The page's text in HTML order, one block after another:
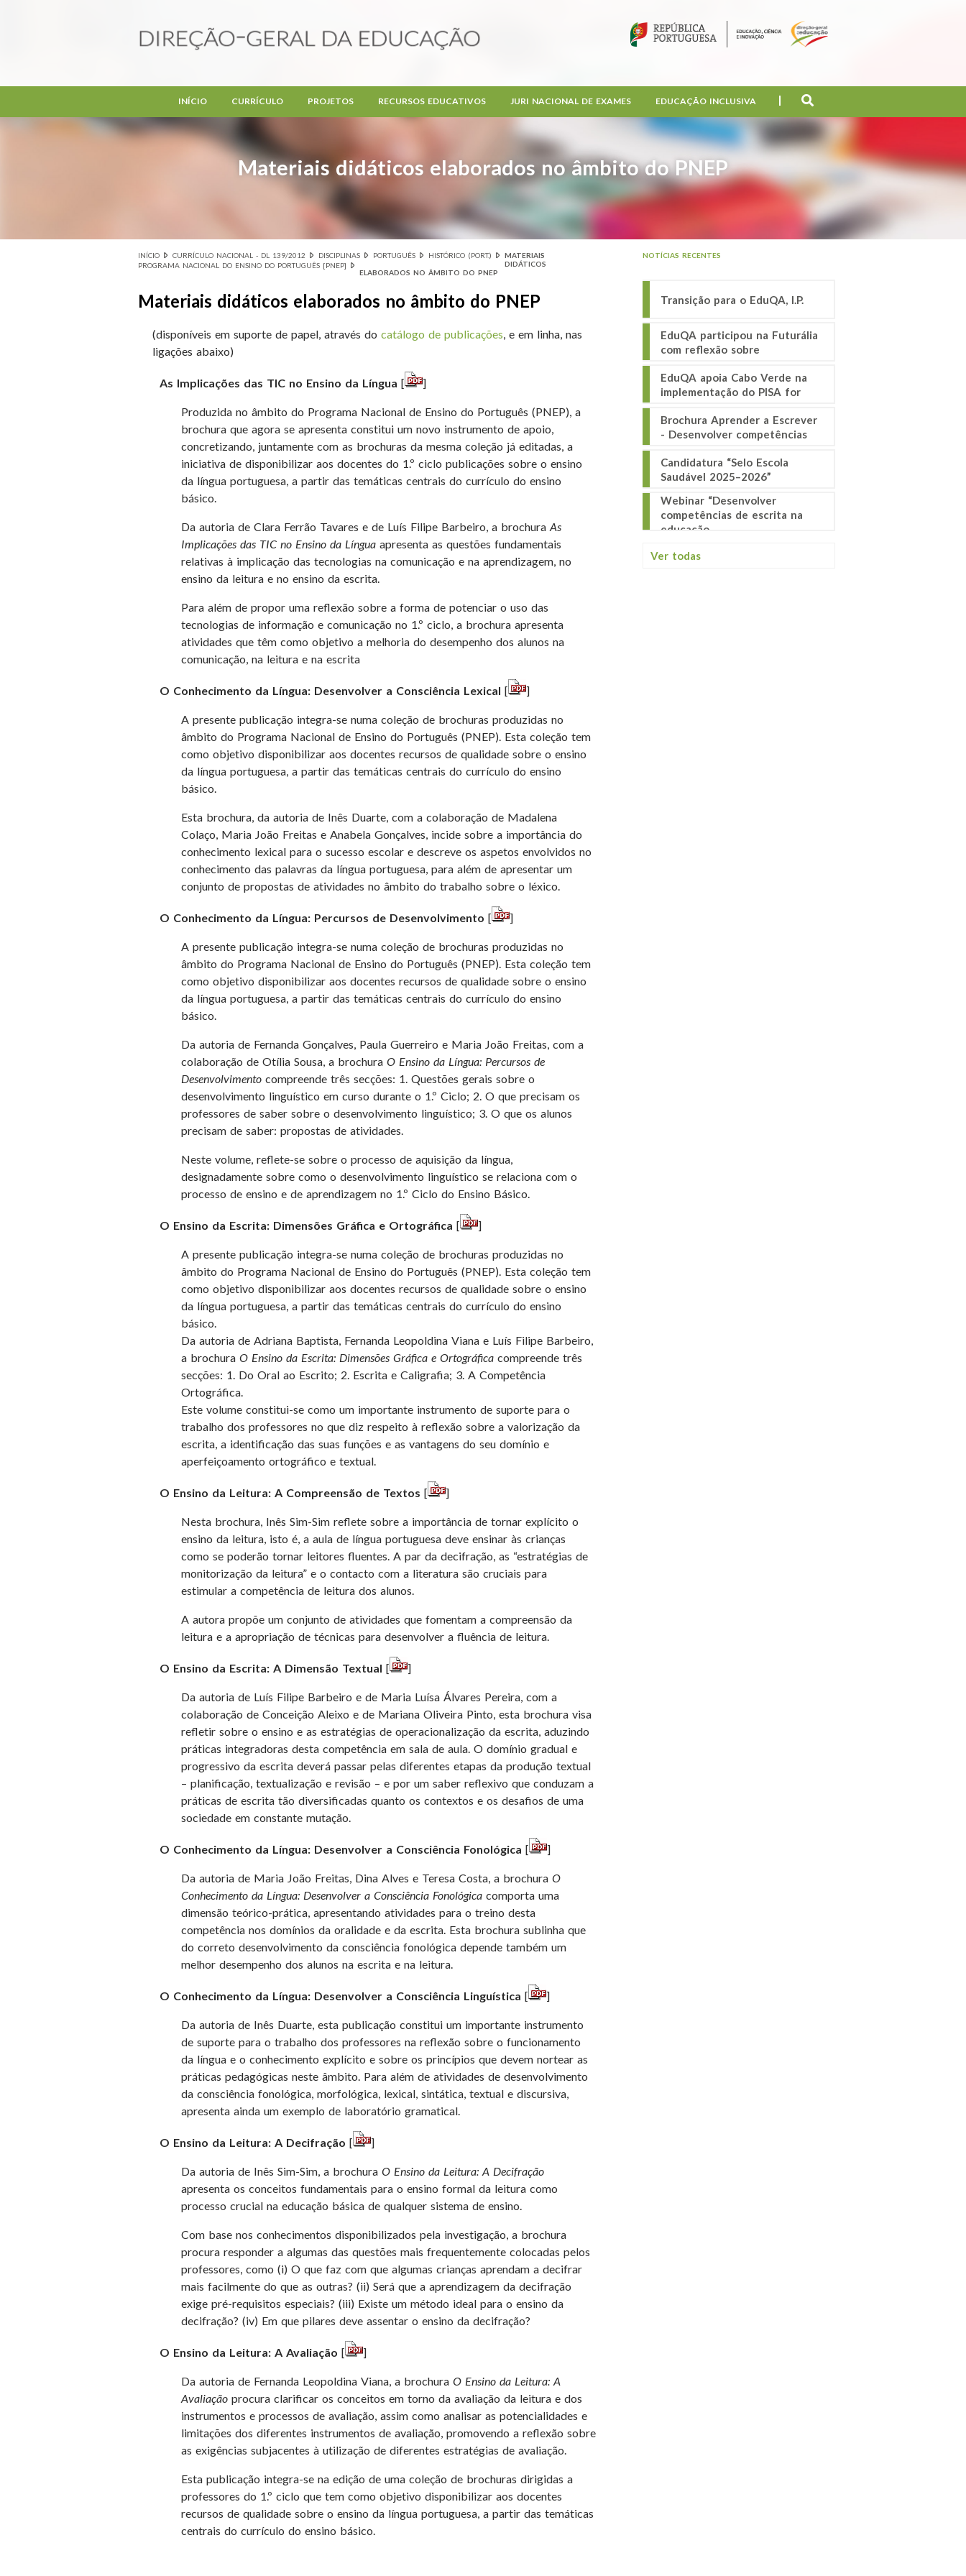
Materiais didáticos elaborados no âmbito do PNEP
INÍCIO CURRÍCULO PROJETOS RECURSOS EDUCATIVOS JURI NACIONAL DE EXAMES EDUCAÇÃO INCLUSIVA
Está aqui
INÍCIO CURRÍCULO NACIONAL - DL 139/2012 DISCIPLINAS PORTUGUÊS
HISTÓRICO (PORT.)
PROGRAMA NACIONAL DO ENSINO DO PORTUGUÊS [PNEP]
MATERIAIS
DIDÁTICOS
ELABORADOS NO ÂMBITO DO PNEP
Materiais didáticos elaborados no âmbito do PNEP
(disponíveis em suporte de papel, através do catálogo de publicações, e em linha, nas
ligações abaixo)
As Implicações das TIC no Ensino da Língua [ ]
Produzida no âmbito do Programa Nacional de Ensino do Português (PNEP), a
brochura que agora se apresenta constitui um novo instrumento de apoio,
concretizando, juntamente com as brochuras da mesma coleção já editadas, a
iniciativa de disponibilizar aos docentes do 1.º ciclo publicações sobre o ensino
da língua portuguesa, a partir das temáticas centrais do currículo do ensino
básico.
Da autoria de Clara Ferrão Tavares e de Luís Filipe Barbeiro, a brochura As
Implicações das TIC no Ensino da Língua apresenta as questões fundamentais
relativas à implicação das tecnologias na comunicação e na aprendizagem, no
ensino da leitura e no ensino da escrita.
Para além de propor uma reflexão sobre a forma de potenciar o uso das
tecnologias de informação e comunicação no 1.º ciclo, a brochura apresenta
atividades que têm como objetivo a melhoria do desempenho dos alunos na
comunicação, na leitura e na escrita
O Conhecimento da Língua: Desenvolver a Consciência Lexical [ ]
A presente publicação integra-se numa coleção de brochuras produzidas no
âmbito do Programa Nacional de Ensino do Português (PNEP). Esta coleção tem
como objetivo disponibilizar aos docentes recursos de qualidade sobre o ensino
da língua portuguesa, a partir das temáticas centrais do currículo do ensino
básico.
Esta brochura, da autoria de Inês Duarte, com a colaboração de Madalena
Colaço, Maria João Freitas e Anabela Gonçalves, incide sobre a importância do
conhecimento lexical para o sucesso escolar e descreve os aspetos envolvidos no
conhecimento das palavras da língua portuguesa, para além de apresentar um
conjunto de propostas de atividades no âmbito do trabalho sobre o léxico.
O Conhecimento da Língua: Percursos de Desenvolvimento [ ]
A presente publicação integra-se numa coleção de brochuras produzidas no
âmbito do Programa Nacional de Ensino do Português (PNEP). Esta coleção tem
como objetivo disponibilizar aos docentes recursos de qualidade sobre o ensino
da língua portuguesa, a partir das temáticas centrais do currículo do ensino
básico.
Da autoria de Fernanda Gonçalves, Paula Guerreiro e Maria João Freitas, com a
colaboração de Otília Sousa, a brochura O Ensino da Língua: Percursos de
Desenvolvimento compreende três secções: 1. Questões gerais sobre o
desenvolvimento linguístico em curso durante o 1.º Ciclo; 2. O que precisam os
professores de saber sobre o desenvolvimento linguístico; 3. O que os alunos
precisam de saber: propostas de atividades.
Neste volume, reflete-se sobre o processo de aquisição da língua,
designadamente sobre como o desenvolvimento linguístico se relaciona com o
processo de ensino e de aprendizagem no 1.º Ciclo do Ensino Básico.
O Ensino da Escrita: Dimensões Gráfica e Ortográfica [ ]
A presente publicação integra-se numa coleção de brochuras produzidas no
âmbito do Programa Nacional de Ensino do Português (PNEP). Esta coleção tem
como objetivo disponibilizar aos docentes recursos de qualidade sobre o ensino
da língua portuguesa, a partir das temáticas centrais do currículo do ensino
básico.
Da autoria de Adriana Baptista, Fernanda Leopoldina Viana e Luís Filipe Barbeiro,
a brochura O Ensino da Escrita: Dimensões Gráfica e Ortográfica compreende três
secções: 1. Do Oral ao Escrito; 2. Escrita e Caligrafia; 3. A Competência
Ortográfica.
Este volume constitui-se como um importante instrumento de suporte para o
trabalho dos professores no que diz respeito à reflexão sobre a valorização da
escrita, a identificação das suas funções e as vantagens do seu domínio e
aperfeiçoamento ortográfico e textual.
O Ensino da Leitura: A Compreensão de Textos [ ]
Nesta brochura, Inês Sim-Sim reflete sobre a importância de tornar explícito o
ensino da leitura, isto é, a aula de língua portuguesa deve ensinar às crianças
como se poderão tornar leitores fluentes. A par da decifração, as “estratégias de
monitorização da leitura” e o contacto com a literatura são cruciais para
estimular a competência de leitura dos alunos.
A autora propõe um conjunto de atividades que fomentam a compreensão da
leitura e a apropriação de técnicas para desenvolver a fluência de leitura.
O Ensino da Escrita: A Dimensão Textual [ ]
Da autoria de Luís Filipe Barbeiro e de Maria Luísa Álvares Pereira, com a
colaboração de Conceição Aleixo e de Mariana Oliveira Pinto, esta brochura visa
refletir sobre o ensino e as estratégias de operacionalização da escrita, aduzindo
práticas integradoras desta competência em sala de aula. O domínio gradual e
progressivo da escrita deverá passar pelas diferentes etapas da produção textual
– planificação, textualização e revisão – e por um saber reflexivo que conduzam a
práticas de escrita tão diversificadas quanto os contextos e os desafios de uma
sociedade em constante mutação.
O Conhecimento da Língua: Desenvolver a Consciência Fonológica [ ]
Da autoria de Maria João Freitas, Dina Alves e Teresa Costa, a brochura O
Conhecimento da Língua: Desenvolver a Consciência Fonológica comporta uma
dimensão teórico-prática, apresentando atividades para o treino desta
competência nos domínios da oralidade e da escrita. Esta brochura sublinha que
do correto desenvolvimento da consciência fonológica depende também um
melhor desempenho dos alunos na escrita e na leitura.
O Conhecimento da Língua: Desenvolver a Consciência Linguística [ ]
Da autoria de Inês Duarte, esta publicação constitui um importante instrumento
de suporte para o trabalho dos professores na reflexão sobre o funcionamento
da língua e o conhecimento explícito e sobre os princípios que devem nortear as
práticas pedagógicas neste âmbito. Para além de atividades de desenvolvimento
da consciência fonológica, morfológica, lexical, sintática, textual e discursiva,
apresenta ainda um exemplo de laboratório gramatical.
O Ensino da Leitura: A Decifração [ ]
Da autoria de Inês Sim-Sim, a brochura O Ensino da Leitura: A Decifração
apresenta os conceitos fundamentais para o ensino formal da leitura como
processo crucial na educação básica de qualquer sistema de ensino.
Com base nos conhecimentos disponibilizados pela investigação, a brochura
procura responder a algumas das questões mais frequentemente colocadas pelos
professores, como (i) O que faz com que algumas crianças aprendam a decifrar
mais facilmente do que as outras? (ii) Será que a aprendizagem da decifração
exige pré-requisitos especiais? (iii) Existe um método ideal para o ensino da
decifração? (iv) Em que pilares deve assentar o ensino da decifração?
O Ensino da Leitura: A Avaliação [ ]
Da autoria de Fernanda Leopoldina Viana, a brochura O Ensino da Leitura: A
Avaliação procura clarificar os conceitos em torno da avaliação da leitura e dos
instrumentos e processos de avaliação, assim como analisar as potencialidades e
limitações dos diferentes instrumentos de avaliação, promovendo a reflexão sobre
as exigências subjacentes à utilização de diferentes estratégias de avaliação.
Esta publicação integra-se na edição de uma coleção de brochuras dirigidas a
professores do 1.º ciclo que tem como objetivo disponibilizar aos docentes
recursos de qualidade sobre o ensino da língua portuguesa, a partir das temáticas
centrais do currículo do ensino básico.
NOTÍCIAS RECENTES
Transição para o EduQA, I.P.
EduQA participou na Futurália
com reflexão sobre
EduQA apoia Cabo Verde na
implementação do PISA for
Brochura Aprender a Escrever
- Desenvolver competências
Candidatura “Selo Escola
Saudável 2025–2026”
Webinar “Desenvolver
competências de escrita na
educação
Ver todas